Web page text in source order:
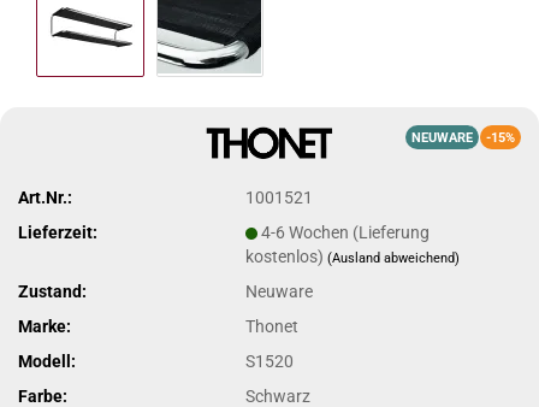
NEUWARE -15%
Art.Nr.:
1001521
Lieferzeit:
4-6 Wochen (Lieferung
kostenlos)(Ausland abweichend)
Zustand:
Neuware
Marke:
Thonet
Modell:
S1520
Farbe:
Schwarz